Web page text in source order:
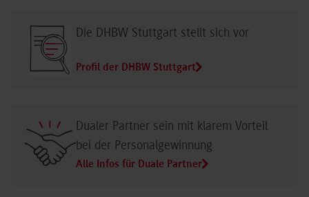
Die DHBW Stuttgart stellt sich vor
Profil der DHBW Stuttgart
Dualer Partner sein mit klarem Vorteil
bei der Personalgewinnung
Alle Infos für Duale Partner